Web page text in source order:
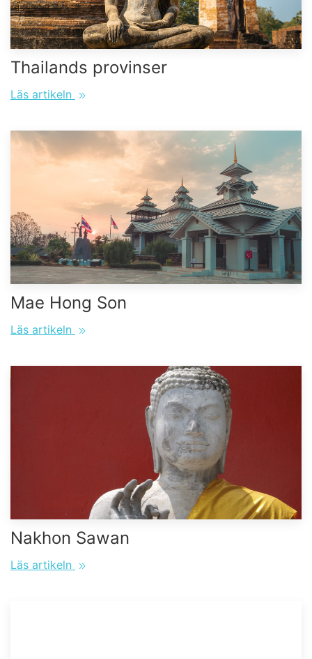
Thailands provinser
Läs artikeln
Mae Hong Son
Läs artikeln
Nakhon Sawan
Läs artikeln